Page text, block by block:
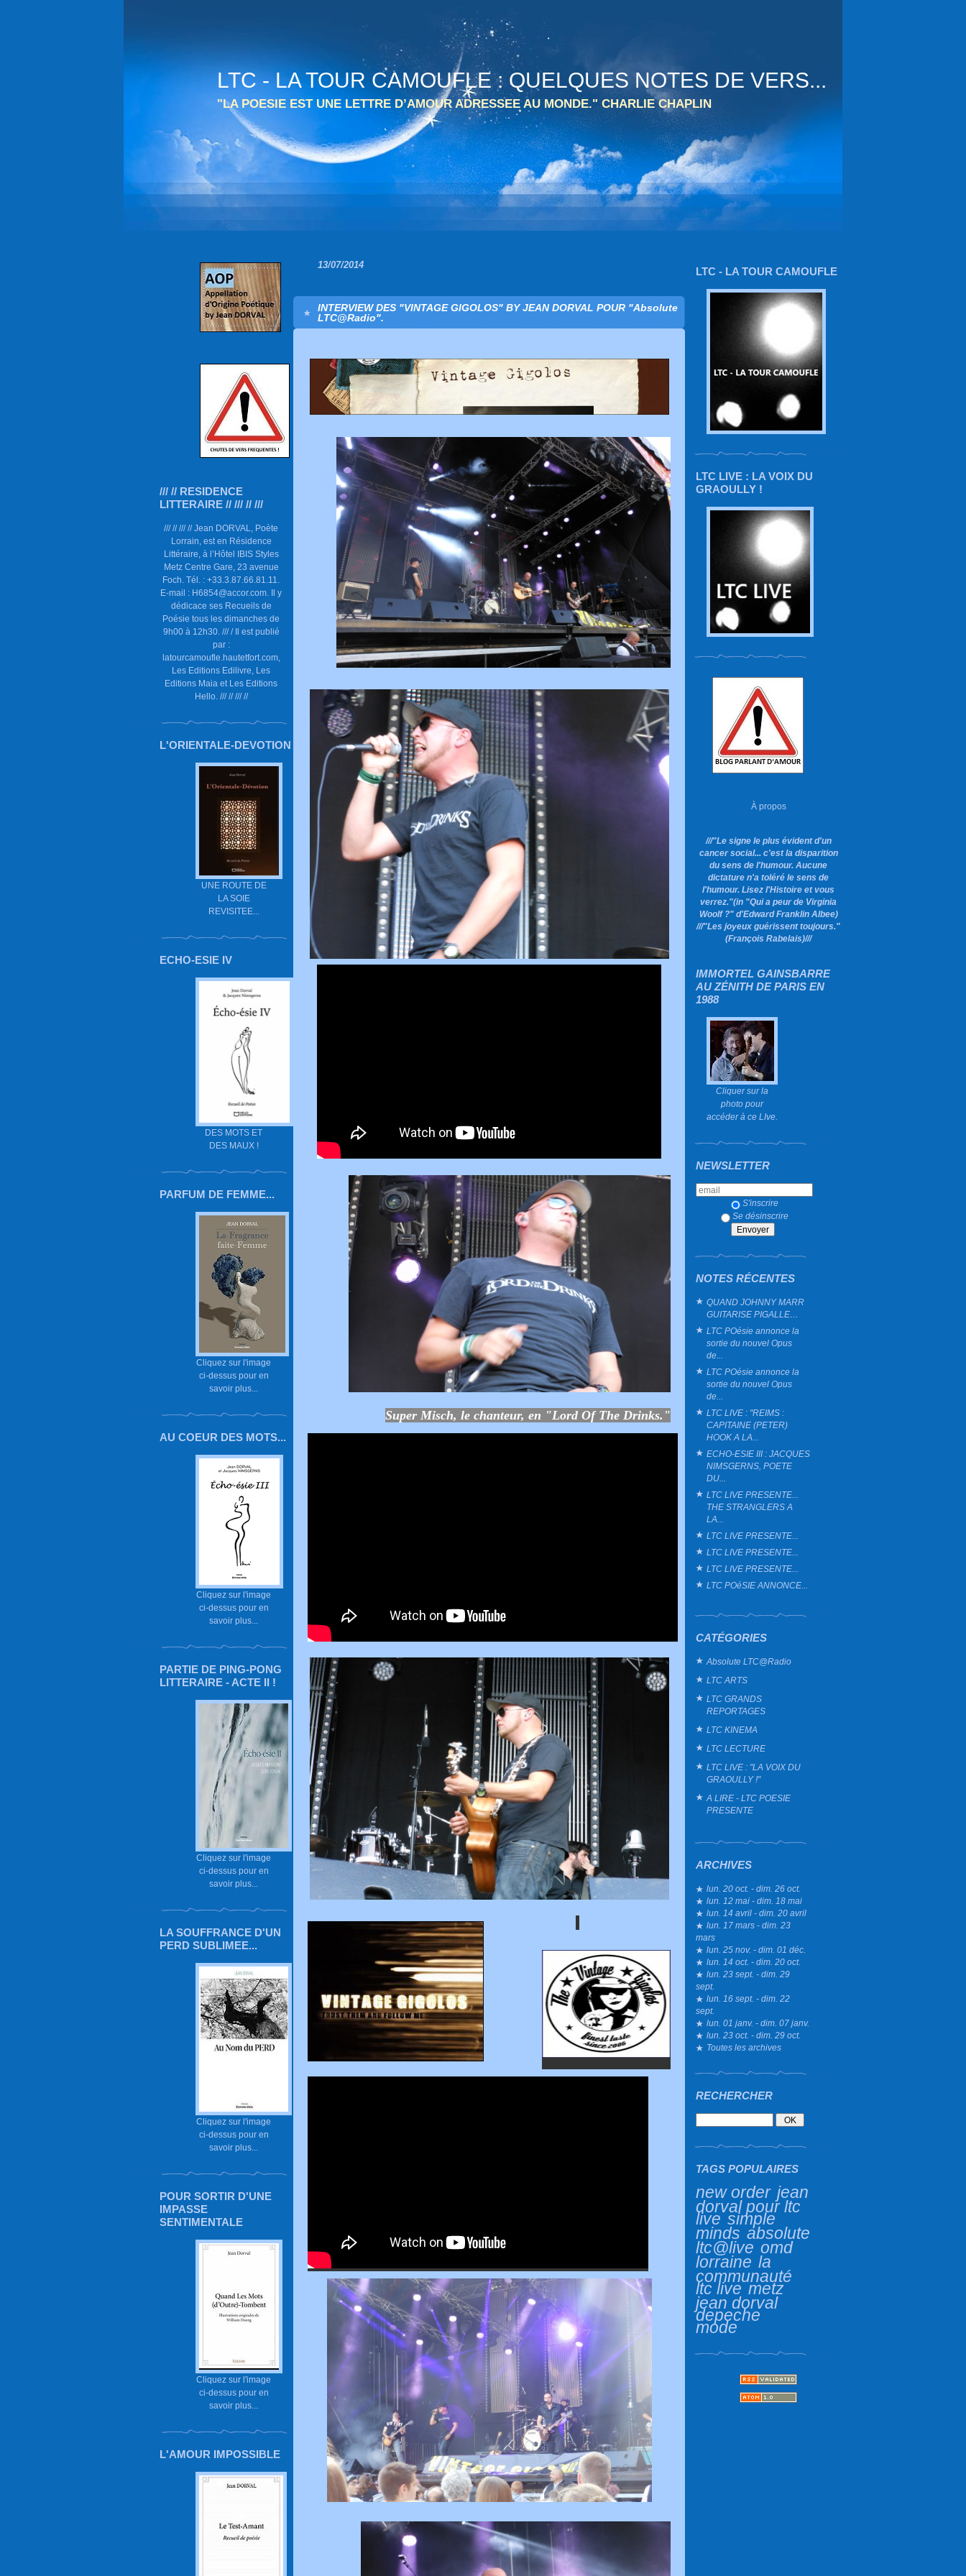
LTC - LA TOUR CAMOUFLE : QUELQUES NOTES DE VERS...
"LA POESIE EST UNE LETTRE D’AMOUR ADRESSEE AU MONDE." CHARLIE CHAPLIN
/// // RESIDENCE
LITTERAIRE // /// // ///
/// // /// // Jean DORVAL, Poète
Lorrain, est en Résidence
Littéraire, à l’Hôtel IBIS Styles
Metz Centre Gare, 23 avenue
Foch. Tél. : +33.3.87.66.81.11.
E-mail : H6854@accor.com. Il y
dédicace ses Recueils de
Poésie tous les dimanches de
9h00 à 12h30. /// / Il est publié
par :
latourcamoufle.hautetfort.com,
Les Editions Edilivre, Les
Editions Maia et Les Editions
Hello. /// // /// //
L'ORIENTALE-DEVOTION
UNE ROUTE DE
LA SOIE
REVISITEE...
ECHO-ESIE IV
DES MOTS ET
DES MAUX !
PARFUM DE FEMME...
Cliquez sur l'image
ci-dessus pour en
savoir plus...
AU COEUR DES MOTS...
Cliquez sur l'image
ci-dessus pour en
savoir plus...
PARTIE DE PING-PONG
LITTERAIRE - ACTE II !
Cliquez sur l'image
ci-dessus pour en
savoir plus...
LA SOUFFRANCE D'UN
PERD SUBLIMEE...
Cliquez sur l'image
ci-dessus pour en
savoir plus...
POUR SORTIR D'UNE
IMPASSE
SENTIMENTALE
Cliquez sur l'image
ci-dessus pour en
savoir plus...
L'AMOUR IMPOSSIBLE
LTC - LA TOUR CAMOUFLE
LTC LIVE : LA VOIX DU
GRAOULLY !
À propos
///"Le signe le plus évident d'un
cancer social... c'est la disparition
du sens de l'humour. Aucune
dictature n'a toléré le sens de
l'humour. Lisez l'Histoire et vous
verrez."(in "Qui a peur de Virginia
Woolf ?"d'Edward Franklin Albee)
///"Les joyeux guérissent toujours."
(François Rabelais)///
IMMORTEL GAINSBARRE
AU ZÉNITH DE PARIS EN
1988
Cliquer sur la
photo pour
accéder à ce LIve.
NEWSLETTER
S'inscrire
Se désinscrire
NOTES RÉCENTES
QUAND JOHNNY MARR
GUITARISE PIGALLE…
LTC POésie annonce la
sortie du nouvel Opus
de...
LTC POésie annonce la
sortie du nouvel Opus
de...
LTC LIVE : "REIMS :
CAPITAINE (PETER)
HOOK A LA...
ECHO-ESIE III : JACQUES
NIMSGERNS, POETE
DU...
LTC LIVE PRESENTE...
THE STRANGLERS A
LA...
LTC LIVE PRESENTE...
LTC LIVE PRESENTE...
LTC LIVE PRESENTE...
LTC POéSIE ANNONCE...
CATÉGORIES
Absolute LTC@Radio
LTC ARTS
LTC GRANDS
REPORTAGES
LTC KINEMA
LTC LECTURE
LTC LIVE : "LA VOIX DU
GRAOULLY !"
A LIRE - LTC POESIE
PRESENTE
ARCHIVES
lun. 20 oct. - dim. 26 oct.
lun. 12 mai - dim. 18 mai
lun. 14 avril - dim. 20 avril
lun. 17 mars - dim. 23
mars
lun. 25 nov. - dim. 01 déc.
lun. 14 oct. - dim. 20 oct.
lun. 23 sept. - dim. 29
sept.
lun. 16 sept. - dim. 22
sept.
lun. 01 janv. - dim. 07 janv.
lun. 23 oct. - dim. 29 oct.
Toutes les archives
RECHERCHER
TAGS POPULAIRES
new order jean
dorval pour ltc
live simple
minds absolute
ltc@live omd
lorraine la
communauté
ltc live metz
jean dorval
depeche
mode
13/07/2014
INTERVIEW DES "VINTAGE GIGOLOS" BY JEAN DORVAL POUR "Absolute
LTC@Radio".
Super Misch, le chanteur, en "Lord Of The Drinks."